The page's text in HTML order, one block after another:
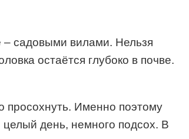
– садовыми вилами. Нельзя
остаётся глубоко в почве.
просохнуть. Именно поэтому
день, немного подсох. В